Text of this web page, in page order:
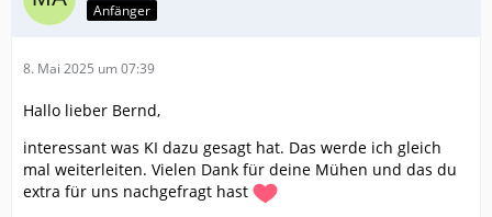
Anfänger
8. Mai 2025 um 07:39
Hallo lieber Bernd,
interessant was KI dazu gesagt hat. Das werde ich gleich
mal weiterleiten. Vielen Dank für deine Mühen und das du
extra für uns nachgefragt hast